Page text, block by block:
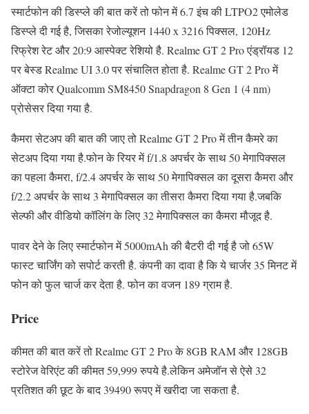
स्मार्टफोन की डिस्प्ले की बात करें तो फोन में 6.7 इंच की LTPO2 एमोलेड
डिस्प्ले दी गई है, जिसका रेजोल्यूशन 1440 x 3216 पिक्सल, 120Hz
रिफ्रेश रेट और 20:9 आस्पेक्ट रेशियो है. Realme GT 2 Pro एंड्रॉयड 12
पर बेस्ड Realme UI 3.0 पर संचालित होता है. Realme GT 2 Pro में
ऑक्टा कोर Qualcomm SM8450 Snapdragon 8 Gen 1 (4 nm)
प्रोसेसर दिया गया है.
कैमरा सेटअप की बात की जाए तो Realme GT 2 Pro में तीन कैमरे का
सेटअप दिया गया है.फोन के रियर में f/1.8 अपर्चर के साथ 50 मेगापिक्सल
का पहला कैमरा, f/2.4 अपर्चर के साथ 50 मेगापिक्सल का दूसरा कैमरा और
f/2.2 अपर्चर के साथ 3 मेगापिक्सल का तीसरा कैमरा दिया गया है.जबकि
सेल्फी और वीडियो कॉलिंग के लिए 32 मेगापिक्सल का कैमरा मौजूद है.
पावर देने के लिए स्मार्टफोन में 5000mAh की बैटरी दी गई है जो 65W
फास्ट चार्जिंग को सपोर्ट करती है. कंपनी का दावा है कि ये चार्जर 35 मिनट में
फोन को फुल चार्ज कर देता है. फोन का वजन 189 ग्राम है.
Price
कीमत की बात करें तो Realme GT 2 Pro के 8GB RAM और 128GB
स्टोरेज वेरिएंट की कीमत 59,999 रुपये है.लेकिन अमेजॉन से ऐसे 32
प्रतिशत की छूट के बाद 39490 रूपए में खरीदा जा सकता है.